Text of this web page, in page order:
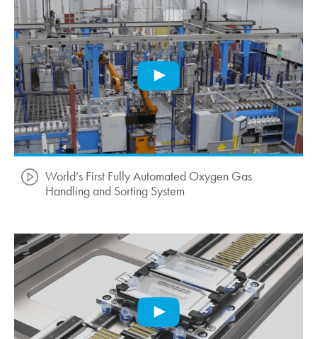
World’s First Fully Automated Oxygen Gas
Handling and Sorting System